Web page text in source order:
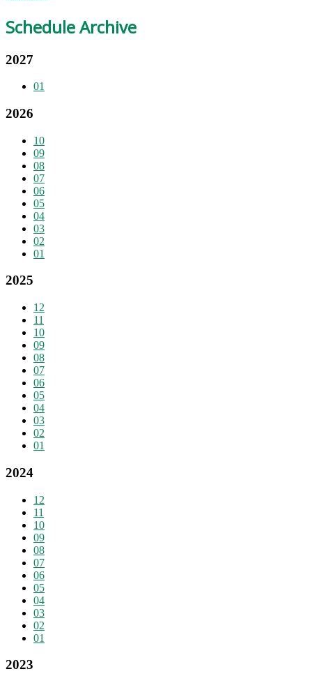
Schedule Archive
2027
01
2026
10
09
08
07
06
05
04
03
02
01
2025
12
11
10
09
08
07
06
05
04
03
02
01
2024
12
11
10
09
08
07
06
05
04
03
02
01
2023